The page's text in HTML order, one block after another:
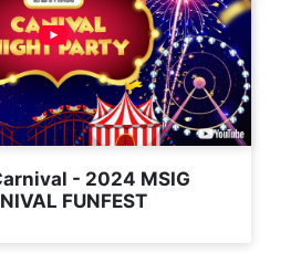
- 2024 MSIG
FUNFEST